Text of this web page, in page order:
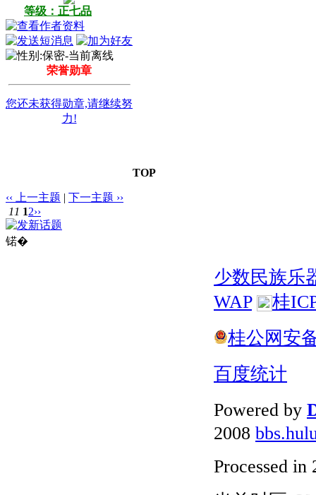
等级：正七品
荣誉勋章
您还未获得勋章,请继续努
力!
TOP
‹‹ 上一主题 | 下一主题 ››
11 12››
锘�
少数民族乐
WAP
桂
桂公网安
百度统计
Powered by
2008
Processed in